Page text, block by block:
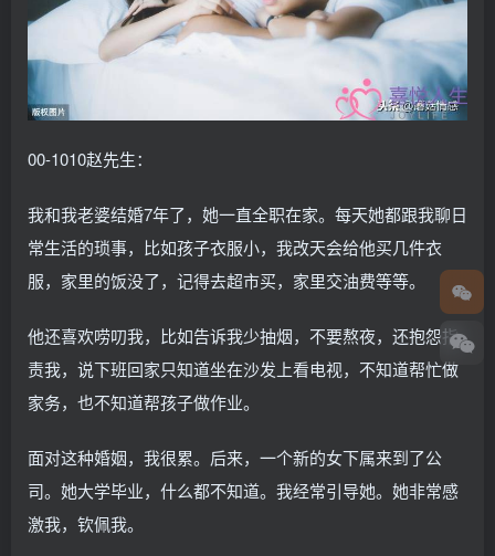
00-1010赵先生：
我和我老婆结婚7年了，她一直全职在家。每天她都跟我聊日
常生活的琐事，比如孩子衣服小，我改天会给他买几件衣
服，家里的饭没了，记得去超市买，家里交油费等等。
他还喜欢唠叨我，比如告诉我少抽烟，不要熬夜，还抱怨指
责我，说下班回家只知道坐在沙发上看电视，不知道帮忙做
家务，也不知道帮孩子做作业。
面对这种婚姻，我很累。后来，一个新的女下属来到了公
司。她大学毕业，什么都不知道。我经常引导她。她非常感
激我，钦佩我。